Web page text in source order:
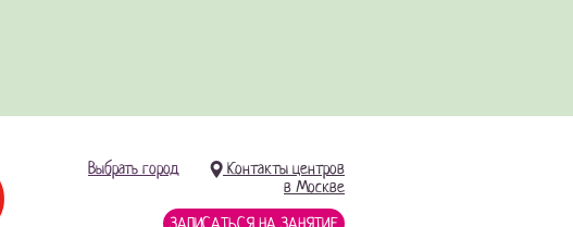
Выбрать город
Контакты центров
в Москве